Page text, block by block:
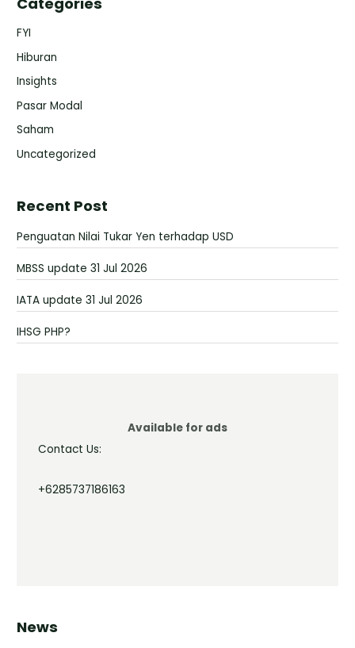
FYI
Hiburan
Insights
Pasar Modal
Saham
Uncategorized
Recent Post
Penguatan Nilai Tukar Yen terhadap USD
MBSS update 31 Jul 2026
IATA update 31 Jul 2026
IHSG PHP?
Available for ads
Contact Us:
+6285737186163
News